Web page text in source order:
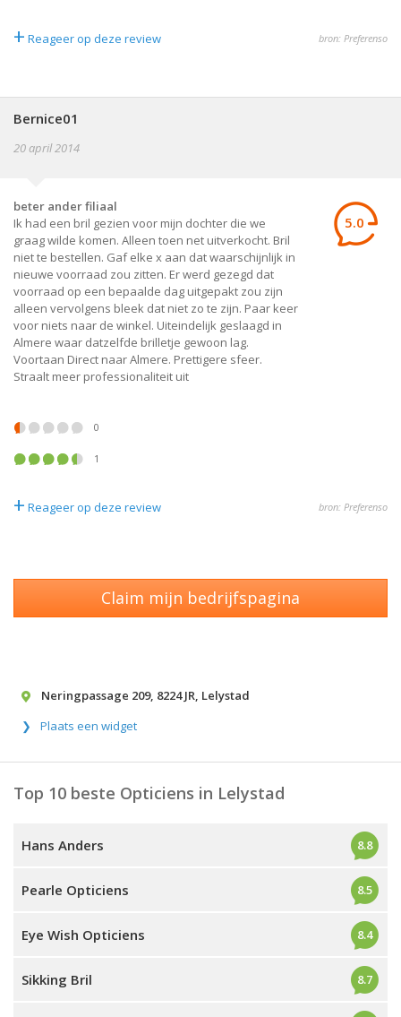
+ Reageer op deze review bron: Preferenso
Bernice01
20 april 2014
beter ander filiaal
Ik had een bril gezien voor mijn dochter die we
graag wilde komen. Alleen toen net uitverkocht. Bril
niet te bestellen. Gaf elke x aan dat waarschijnlijk in
nieuwe voorraad zou zitten. Er werd gezegd dat
voorraad op een bepaalde dag uitgepakt zou zijn
alleen vervolgens bleek dat niet zo te zijn. Paar keer
voor niets naar de winkel. Uiteindelijk geslaagd in
Almere waar datzelfde brilletje gewoon lag.
Voortaan Direct naar Almere. Prettigere sfeer.
Straalt meer professionaliteit uit
5.0
0
1
+ Reageer op deze review bron: Preferenso
Claim mijn bedrijfspagina
Neringpassage 209, 8224 JR, Lelystad
Plaats een widget
Top 10 beste Opticiens in Lelystad
Hans Anders 8.8
Pearle Opticiens 8.5
Eye Wish Opticiens 8.4
Sikking Bril 8.7